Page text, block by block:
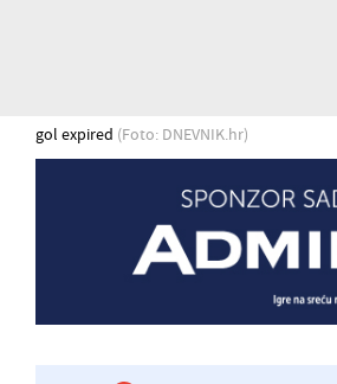
gol expired (Foto: DNEVNIK.hr)